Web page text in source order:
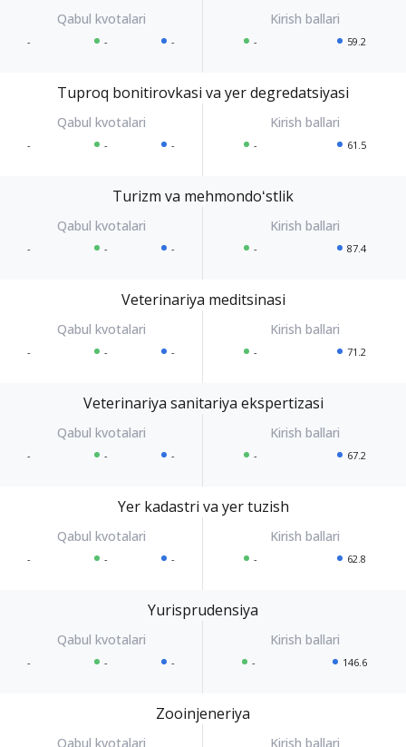
- - - - 59.2
Tuproq bonitirovkasi va yer degredatsiyasi
- - - - 61.5
Turizm va mehmondoʻstlik
- - - - 87.4
Veterinariya meditsinasi
- - - - 71.2
Veterinariya sanitariya ekspertizasi
- - - - 67.2
Yer kadastri va yer tuzish
- - - - 62.8
Yurisprudensiya
- - - - 146.6
Zooinjeneriya